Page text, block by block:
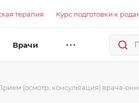
терапия Курс подготовки к
Врачи
(осмотр, консультация) врача-